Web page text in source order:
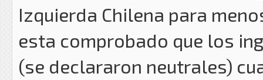
Izquierda Chilena para
esta comprobado que los
(se declararon neutrales)